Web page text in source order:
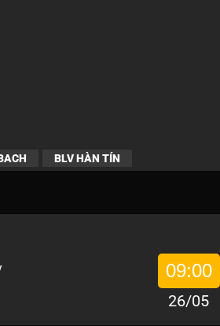
BLV HÀN TÍN
09:00
26/05